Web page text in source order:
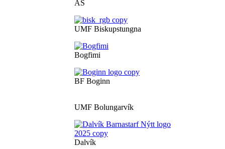
ÁS
UMF Biskupstungna
Bogfimi
BF Boginn
UMF Bolungarvík
Dalvík